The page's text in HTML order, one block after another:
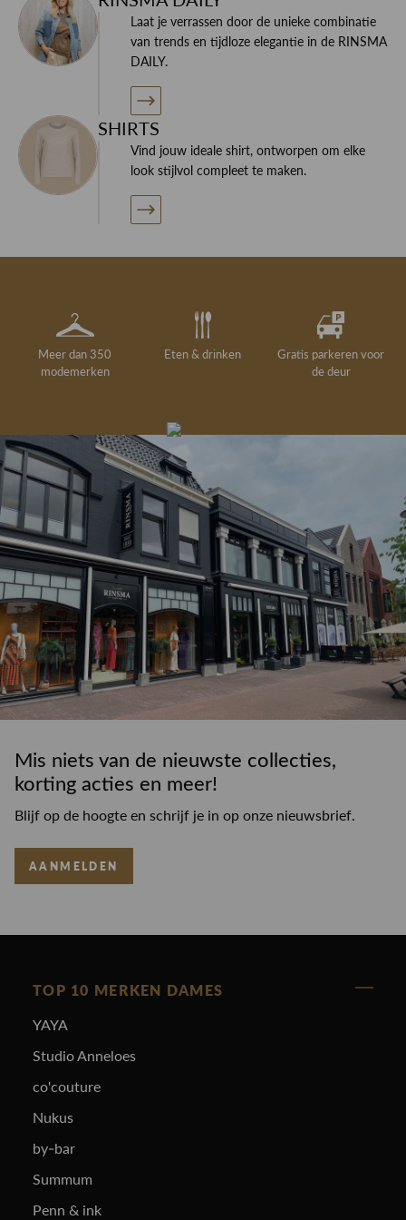
Laat je verrassen door de unieke combinatie
van trends en tijdloze elegantie in de RINSMA
DAILY.
SHIRTS
Vind jouw ideale shirt, ontworpen om elke
look stijlvol compleet te maken.
Meer dan 350
modemerken
Eten & drinken
Gratis parkeren voor
de deur
drankje
Gratis retourneren in
de winkel
Deskundig
kledingadvies
Mis niets van de nieuwste collecties,
korting acties en meer!
Blijf op de hoogte en schrijf je in op onze nieuwsbrief.
AANMELDEN
TOP 10 MERKEN DAMES
YAYA
Studio Anneloes
co'couture
Nukus
by-bar
Summum
Penn & ink